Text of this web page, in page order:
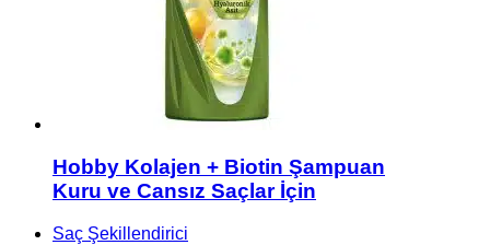
Hobby Kolajen + Biotin Şampuan
Kuru ve Cansız Saçlar İçin
Saç Şekillendirici